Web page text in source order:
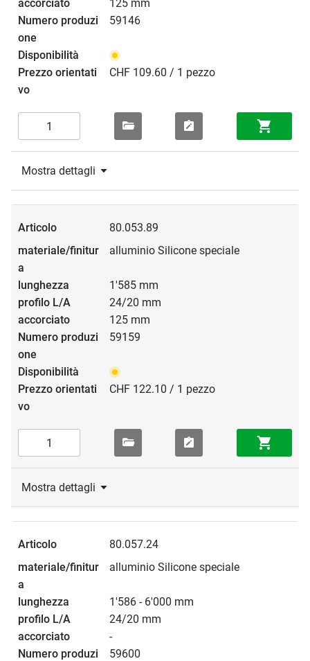
125 mm
59146
CHF 109.60 / 1 pezzo
Mostra dettagli
80.053.89
alluminio Silicone speciale
1'585 mm
24/20 mm
125 mm
59159
CHF 122.10 / 1 pezzo
Mostra dettagli
80.057.24
alluminio Silicone speciale
1'586 - 6'000 mm
24/20 mm
-
59600